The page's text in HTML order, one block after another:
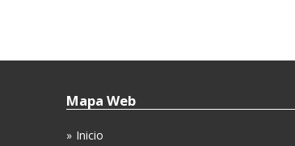
Mapa Web
Inicio